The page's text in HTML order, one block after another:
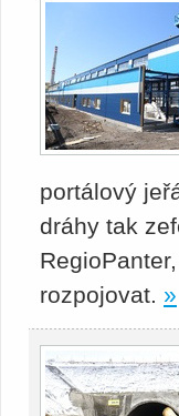
portálový
dráhy tak
rozpojovat. »